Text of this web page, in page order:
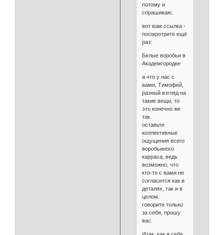
потому и
спрашиваю.
вот вам ссылка -
посмротрите ещё
раз:
Белые воробьи в
Академгородке
а что у нас с
вами, Тимофей,
разный взгляд на
такие вещи, то
это конечно же
так.
оставьте
коллективные
ощущения всего
воробьиного
карраса, ведь
возможно, что
кто-то с вами не
согласится как в
деталях, так и в
целом.
говорите только
за себя, прошу
вас.